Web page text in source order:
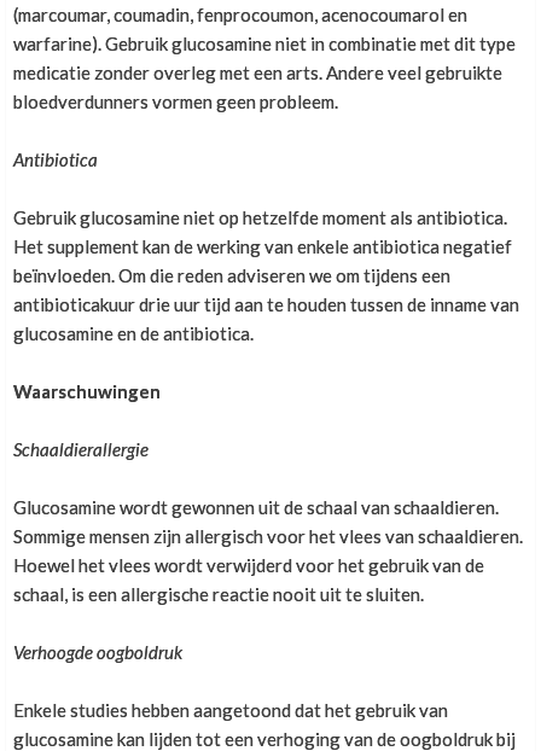
(marcoumar, coumadin, fenprocoumon, acenocoumarol en
warfarine). Gebruik glucosamine niet in combinatie met dit type
medicatie zonder overleg met een arts. Andere veel gebruikte
bloedverdunners vormen geen probleem.
Antibiotica
Gebruik glucosamine niet op hetzelfde moment als antibiotica.
Het supplement kan de werking van enkele antibiotica negatief
beïnvloeden. Om die reden adviseren we om tijdens een
antibioticakuur drie uur tijd aan te houden tussen de inname van
glucosamine en de antibiotica.
Waarschuwingen
Schaaldierallergie
Glucosamine wordt gewonnen uit de schaal van schaaldieren.
Sommige mensen zijn allergisch voor het vlees van schaaldieren.
Hoewel het vlees wordt verwijderd voor het gebruik van de
schaal, is een allergische reactie nooit uit te sluiten.
Verhoogde oogboldruk
Enkele studies hebben aangetoond dat het gebruik van
glucosamine kan lijden tot een verhoging van de oogboldruk bij
Als je met min of meer gestrekte benen staat aan het
eind van een squatbeweging, dan is dit voor veel
net wat verder doorstrekken. Een instructeur zal dit
is heel moeilijk te zien. Je kan het vooral voelen.
Zolang je niet volledig uitstrekt, zullen kleine
bewegingen opgevangen worden door kleine
+ quadriceps). De spieren blijven dan actief voor de
Of in jouw geval je knieën inderdaad niet zo sterk
zijn, kan ik niet beoordelen. Als er geen sprake is van
kraakbeenschade, dan zou ik als ondersteunende
maatregel alleen chondroitine gebruiken. Eén
Een andere optie is ASU Forte. Er zijn aanwijzingen